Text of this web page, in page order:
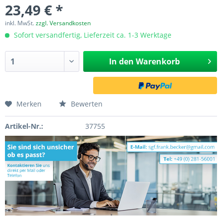
23,49 € *
inkl. MwSt.zzgl. Versandkosten
Sofort versandfertig, Lieferzeit ca. 1-3 Werktage
In den Warenkorb
Merken Bewerten
Artikel-Nr.: 37755